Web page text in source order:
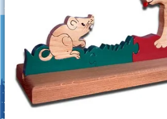
Trotteurs
Oiseaux picoreurs
Grimpeurs
Les culbuteurs
Puzzle